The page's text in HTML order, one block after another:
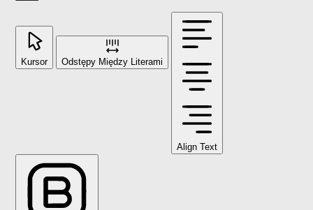
Kursor Odstępy Między Literami
Align Text